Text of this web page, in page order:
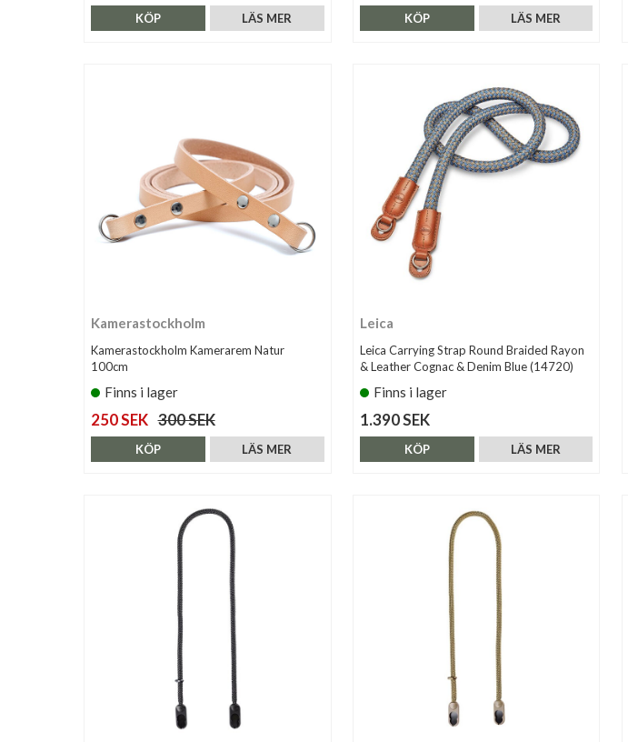
LÄS MER
KÖP LÄS MER
KÖP
Kamerastockholm
Kamerastockholm Kamerarem Natur
100cm
Finns i lager
250 SEK 300 SEK
LÄS MER
KÖP
Leica
Leica Carrying Strap Round Braided Rayon
& Leather Cognac & Denim Blue (14720)
Finns i lager
1.390 SEK
LÄS MER
KÖP